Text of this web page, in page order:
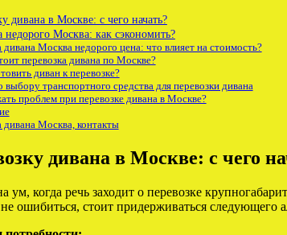
дивана в Москве: с чего начать?
недорого Москва: как сэкономить?
дивана Москва недорого цена: что влияет на стоимость?
перевозка дивана по Москве?
диван к перевозке?
транспортного средства для перевозки дивана
проблем при перевозке дивана в Москве?
дивана Москва, контакты
дивана в Москве: с чего
ум, когда речь заходит о перевозке
ошибиться, стоит придерживаться следующего